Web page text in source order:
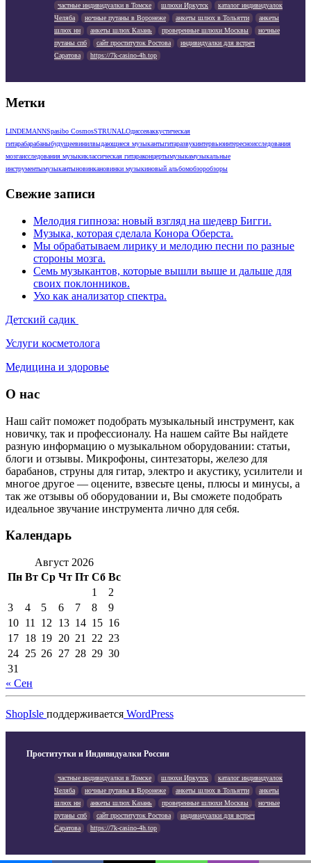
частные индивидуалки в Томске шлюхи Иркутск
каталог индивидуалок
Челяба
ночные путаны в Воронеже анкеты шлюх в Тольятти
анкеты
шлюх нн
анкеты шлюх Казань проверенные шлюхи Москвы
ночные
путаны спб
сайт проституток Ростова
индивидуалки для встреч
Саратова
https://7k-casino-4h.top
Метки
LINDEMANNSpasibo CosmosSTRUNALОдиссеяаккустическая
гитарабарабаныбудущеевинилвыдающиеся музыкантыгитаразвукинтервьюинтересноисследования
мозгаисследования музыкиклассическая гитараконцертымузыкамузыкальные
инструментымузыкантыновинкановинки музыкиновый альбомобзоробзоры
Свежие записи
Мелодия гипноза: новый взгляд на шедевр Бигги.
Музыка, которая сделала Конора Оберста.
Мы обрабатываем лирику и мелодию песни по разные
стороны мозга.
Семь музыкантов, которые вышли выше и дальше для
своих поклонников.
Ухо как анализатор спектра.
Детский садик
Услуги косметолога
Медицина и здоровье
О нас
Наш сайт поможет подобрать музыкальный инструмент, как
новичку, так и профессионалу. На нашем сайте Вы найдете
разную информацию о музыкальном оборудовании: статьи,
блоги и отзывы. Микрофоны, синтезаторы, железо для
барабанов, струны для гитар, электро и акустику, усилители и
многое другое — оцените, взвесьте цены, плюсы и минусы, а
так же отзывы об оборудовании и, Вы сможете подобрать
идеальное звучание инструмента лично для себя.
Календарь
Август 2026
Пн Вт Ср Чт Пт Сб Вс
1
2
3
4 5 6 7 8
9
10 11 12 13 14 15 16
17 18 19 20 21 22 23
24 25 26 27 28 29 30
31
« Сен
ShopIsle поддерживается WordPress
Проститутки и Индивидуалки России
частные индивидуалки в Томске шлюхи Иркутск
каталог индивидуалок
Челяба
ночные путаны в Воронеже анкеты шлюх в Тольятти
анкеты
шлюх нн
анкеты шлюх Казань проверенные шлюхи Москвы
ночные
путаны спб
сайт проституток Ростова
индивидуалки для встреч
Саратова
https://7k-casino-4h.top